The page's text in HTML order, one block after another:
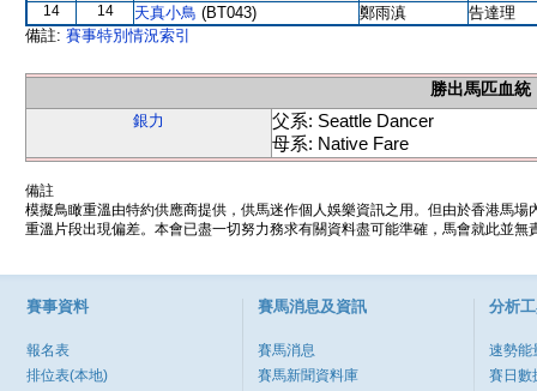
14 14 天真小鳥 (BT043) 鄭雨滇
告達理
備註: 賽事特別情況索引
勝出馬匹血統
銀力
父系: Seattle Dancer
母系: Native Fare
備註
模擬鳥瞰重溫由特約供應商提供，供馬迷作個人娛樂資訊之用。但由於香港馬
重溫片段出現偏差。本會已盡一切努力務求有關資料盡可能準確，馬會就此並
賽事資料
報名表
排位表(本地)
賽馬消息及資訊
賽馬消息
賽馬新聞資料庫
分析
速勢能
賽日數